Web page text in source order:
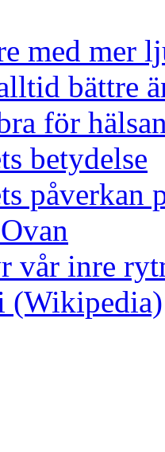
med mer
bättre
för
betydelse
påverkan
vår inre
(Wikipedia)